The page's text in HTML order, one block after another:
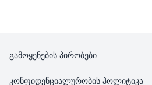
გამოყენების პირობები
კონფიდენციალურობის პოლიტიკა